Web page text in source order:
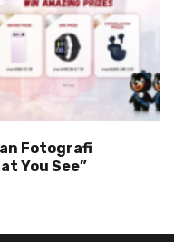
Fotografi
You See”